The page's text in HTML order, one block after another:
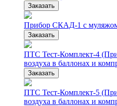
Заказать
Прибор СКАД-1 с
Заказать
ПТС Тест-Комплект-4
воздуха в баллонах и
Заказать
ПТС Тест-Комплект-5
воздуха в баллонах и